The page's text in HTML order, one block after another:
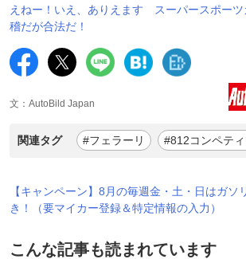
えねー！いえ、ありえます スーパースポーツ
稽だが合法だ！
文：AutoBild Japan
関連タグ #フェラーリ #812コンペテ
【キャンペーン】8月の毎週金・土・日はガソ
き！（要マイカー登録＆特定情報の入力）
こんな記事も読まれています